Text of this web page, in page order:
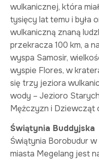
wulkanicznej, która
tysięcy lat temu i była
wulkaniczną znaną
przekracza 100 km, a
wyspa Samosir,
wyspie Flores, w
się trzy jeziora
wody – Jezioro
Mężczyzn i Dziewcząt
Świątynia Buddyjska
Świątynia Borobudur
miasta Megelang jest